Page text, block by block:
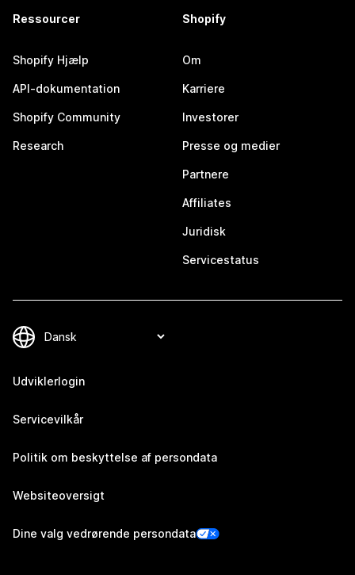
Ressourcer
Shopify Hjælp
API-dokumentation
Shopify Community
Research
Shopify
Om
Karriere
Investorer
Presse og medier
Partnere
Affiliates
Juridisk
Servicestatus
Udviklerlogin
Servicevilkår
Politik om beskyttelse af persondata
Websiteoversigt
Dine valg vedrørende persondata